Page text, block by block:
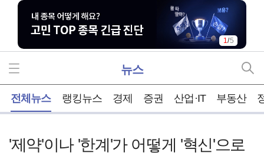
1/5
뉴스
전체뉴스 랭킹뉴스 경제 증권 산업·IT 부동산
'제약'이나 '한계'가 어떻게 '혁신'으로